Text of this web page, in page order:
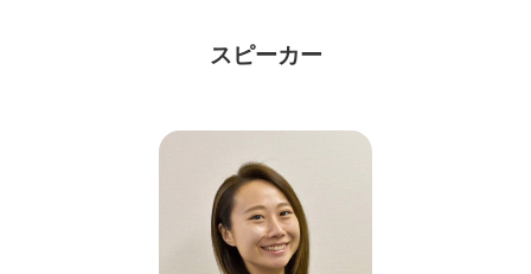
スピーカー